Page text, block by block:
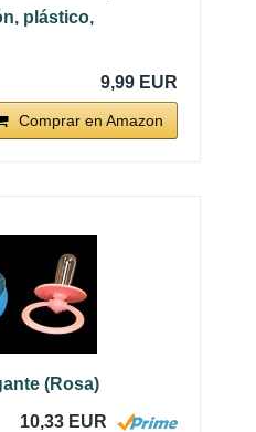
plástico,
9,99 EUR
Comprar en Amazon
(Rosa)
10,33 EUR